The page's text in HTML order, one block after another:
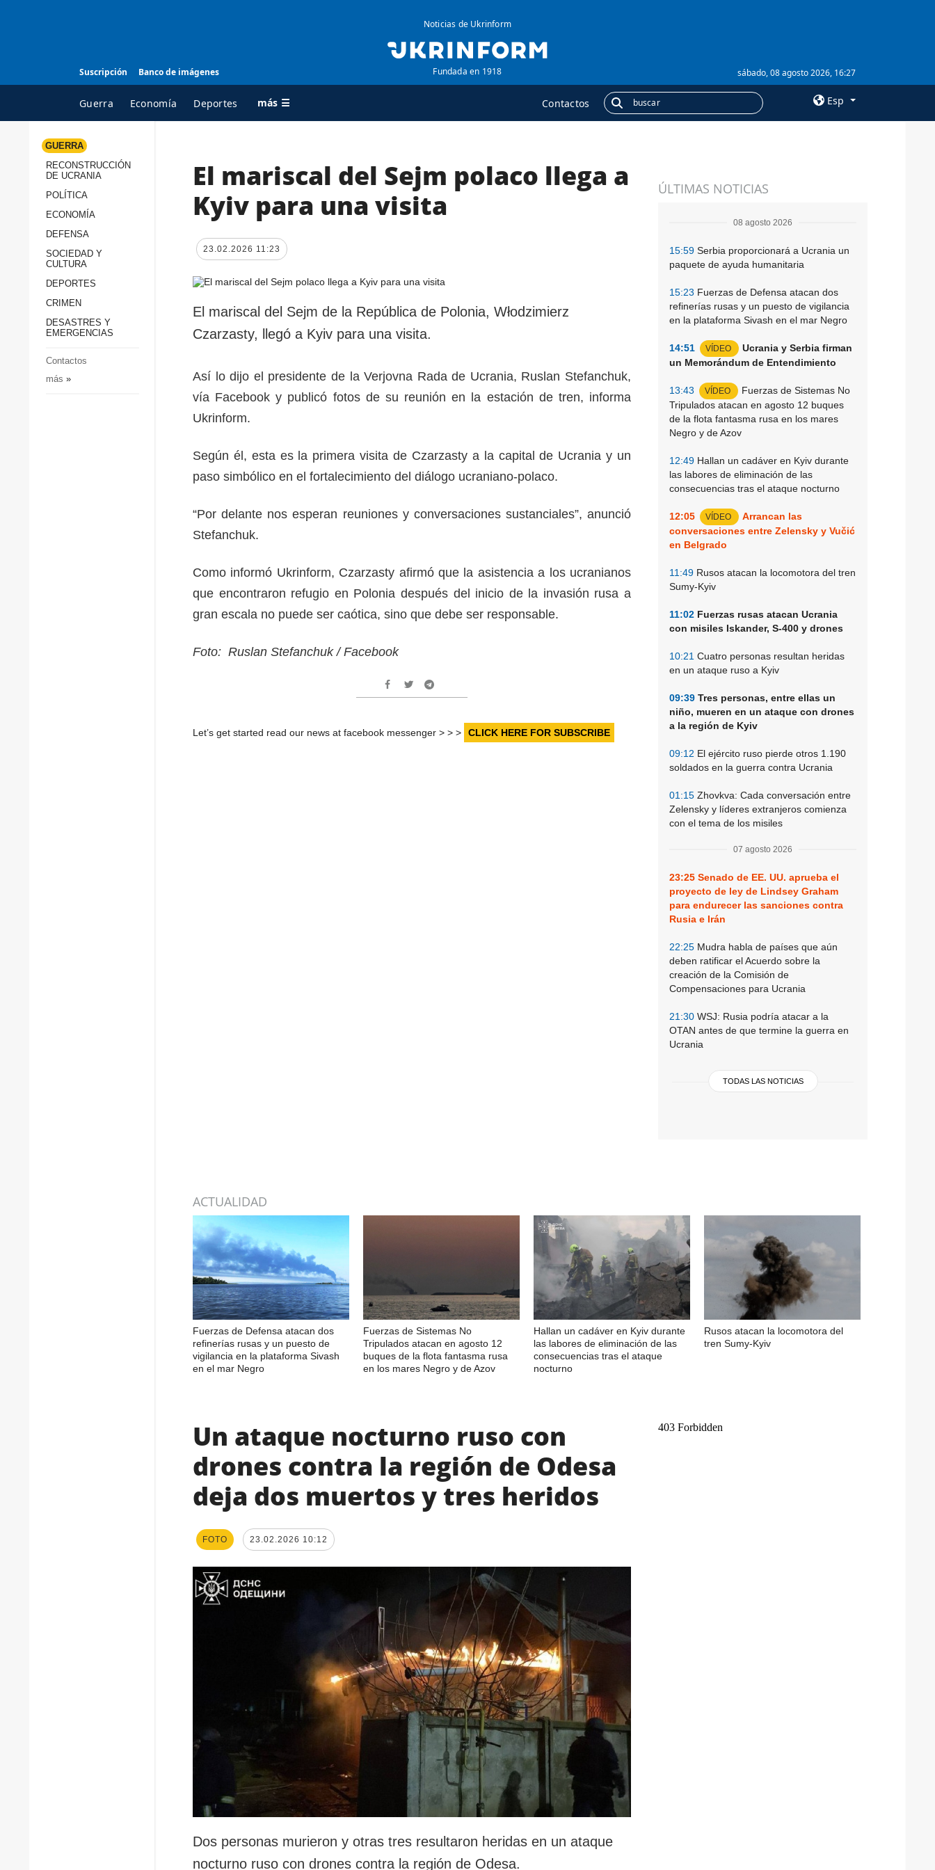
Suscripción Banco de imágenes
Noticias de Ukrinform
Fundada en 1918 sábado, 08 agosto 2026, 16:27
Guerra Economía Deportes más ☰ Contactos Esp
TODAS LAS
Sociedad y Cultura
Desastres y emergencias
AGENCIA
contacto
servicios
protección de datos
personales
ADICIONAL
Releases
Suscripción
GUERRA
RECONSTRUCCIÓN
DE UCRANIA
POLÍTICA
ECONOMÍA
DEFENSA
SOCIEDAD Y
CULTURA
DEPORTES
CRIMEN
DESASTRES Y
EMERGENCIAS
Contactos
más »
ÚLTIMAS NOTICIAS
08 agosto 2026
15:59 Serbia proporcionará a Ucrania un
paquete de ayuda humanitaria
15:23 Fuerzas de Defensa atacan dos
refinerías rusas y un puesto de vigilancia
en la plataforma Sivash en el mar Negro
14:51 VÍDEO
Ucrania y Serbia firman
un Memorándum de Entendimiento
13:43 VÍDEO
Fuerzas de Sistemas No
Tripulados atacan en agosto 12 buques
de la flota fantasma rusa en los mares
Negro y de Azov
12:49 Hallan un cadáver en Kyiv durante
las labores de eliminación de las
consecuencias tras el ataque nocturno
12:05 VÍDEO
Arrancan las
conversaciones entre Zelensky y Vučić
en Belgrado
11:49 Rusos atacan la locomotora del tren
Sumy-Kyiv
11:02 Fuerzas rusas atacan Ucrania
con misiles Iskander, S-400 y drones
10:21 Cuatro personas resultan heridas
en un ataque ruso a Kyiv
09:39 Tres personas, entre ellas un
niño, mueren en un ataque con drones
a la región de Kyiv
09:12 El ejército ruso pierde otros 1.190
soldados en la guerra contra Ucrania
01:15 Zhovkva: Cada conversación entre
Zelensky y líderes extranjeros comienza
con el tema de los misiles
07 agosto 2026
23:25 Senado de EE. UU. aprueba el
proyecto de ley de Lindsey Graham
para endurecer las sanciones contra
Rusia e Irán
22:25 Mudra habla de países que aún
deben ratificar el Acuerdo sobre la
creación de la Comisión de
Compensaciones para Ucrania
21:30 WSJ: Rusia podría atacar a la
OTAN antes de que termine la guerra en
Ucrania
TODAS LAS NOTICIAS
El mariscal del Sejm polaco llega a
Kyiv para una visita
23.02.2026 11:23
El mariscal del Sejm de la República de Polonia, Włodzimierz
Czarzasty, llegó a Kyiv para una visita.
Así lo dijo el presidente de la Verjovna Rada de Ucrania, Ruslan Stefanchuk,
vía Facebook y publicó fotos de su reunión en la estación de tren, informa
Ukrinform.
Según él, esta es la primera visita de Czarzasty a la capital de Ucrania y un
paso simbólico en el fortalecimiento del diálogo ucraniano-polaco.
“Por delante nos esperan reuniones y conversaciones sustanciales”, anunció
Stefanchuk.
Como informó Ukrinform, Czarzasty afirmó que la asistencia a los ucranianos
que encontraron refugio en Polonia después del inicio de la invasión rusa a
gran escala no puede ser caótica, sino que debe ser responsable.
Foto: Ruslan Stefanchuk / Facebook
Let’s get started read our news at facebook messenger > > > CLICK HERE FOR SUBSCRIBE
ACTUALIDAD
Fuerzas de Defensa atacan dos
refinerías rusas y un puesto de
vigilancia en la plataforma Sivash
en el mar Negro
Fuerzas de Sistemas No
Tripulados atacan en agosto 12
buques de la flota fantasma rusa
en los mares Negro y de Azov
Hallan un cadáver en Kyiv durante
las labores de eliminación de las
consecuencias tras el ataque
nocturno
Rusos atacan la locomotora del
tren Sumy-Kyiv
Un ataque nocturno ruso con
drones contra la región de Odesa
deja dos muertos y tres heridos
FOTO 23.02.2026 10:12
Dos personas murieron y otras tres resultaron heridas en un ataque
nocturno ruso con drones contra la región de Odesa.